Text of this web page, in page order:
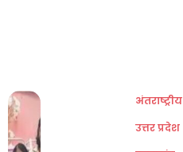
अंतराष्ट्रीय
उत्तर प्रदेश